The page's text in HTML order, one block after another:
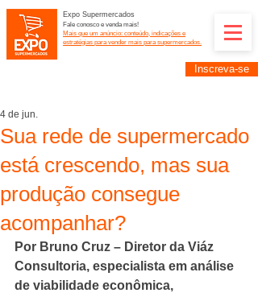
Expo Supermercados
Fale conosco e venda mais!
Mais que um anúncio: conteúdo, indicações e
estratégias para vender mais para supermercados.
Inscreva-se
Sua rede de supermercado
está crescendo, mas sua
produção consegue
acompanhar?
4 de jun.
Por Bruno Cruz – Diretor da Viáz
Consultoria, especialista em análise
de viabilidade econômica,